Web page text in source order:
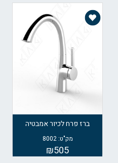
ברז פרח לכיור אמבטיה
מק"ט: 8002
₪505